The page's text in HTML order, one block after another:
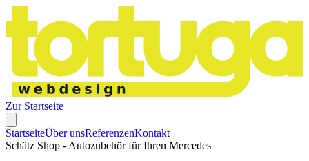
Zur Startseite
StartseiteÜber unsReferenzenKontakt
Schätz Shop - Autozubehör für Ihren Mercedes